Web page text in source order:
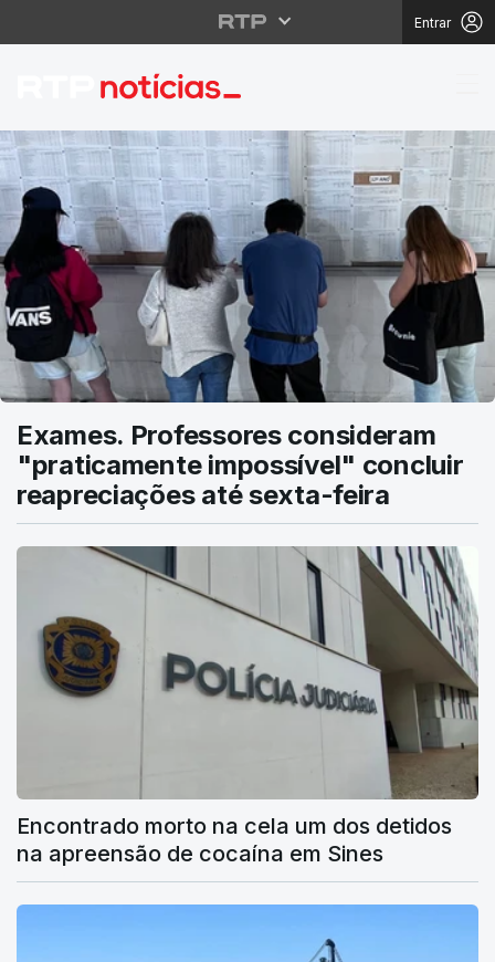
Entrar
RTP Notícias
Exames. Professores consideram
"praticamente impossível" concluir
reapreciações até sexta-feira
Encontrado morto na cela um dos detidos
na apreensão de cocaína em Sines